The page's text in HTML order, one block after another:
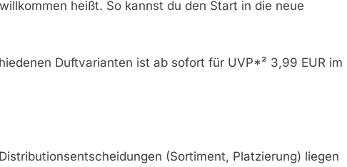
heißt. So kannst du den Start in die neue
Duftvarianten ist ab sofort für UVP*² 3,99 EUR im
(Sortiment, Platzierung) liegen